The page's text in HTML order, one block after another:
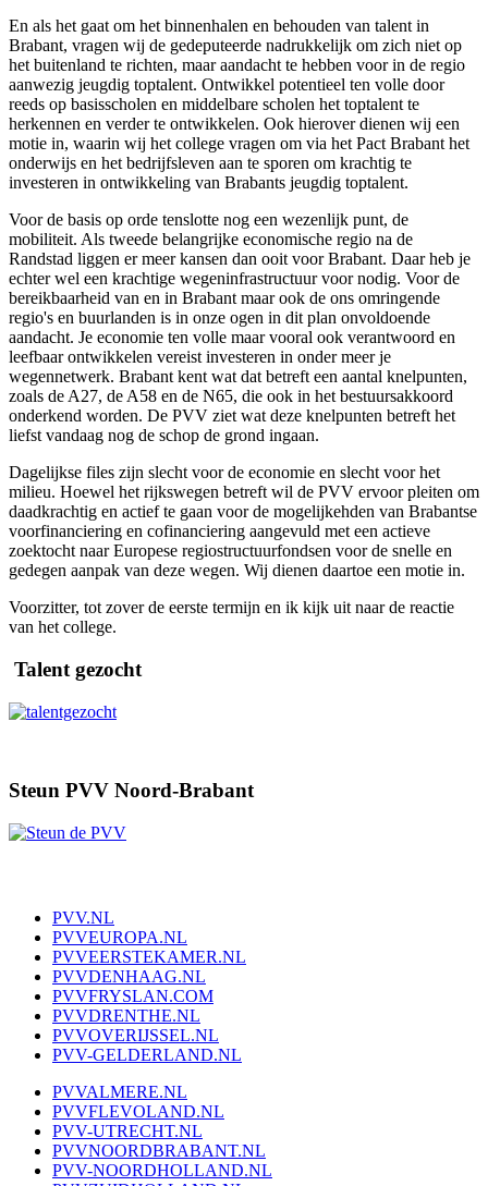
En als het gaat om het binnenhalen en behouden van talent in
Brabant, vragen wij de gedeputeerde nadrukkelijk om zich niet op
het buitenland te richten, maar aandacht te hebben voor in de regio
aanwezig jeugdig toptalent. Ontwikkel potentieel ten volle door
reeds op basisscholen en middelbare scholen het toptalent te
herkennen en verder te ontwikkelen. Ook hierover dienen wij een
motie in, waarin wij het college vragen om via het Pact Brabant het
onderwijs en het bedrijfsleven aan te sporen om krachtig te
investeren in ontwikkeling van Brabants jeugdig toptalent.
Voor de basis op orde tenslotte nog een wezenlijk punt, de
mobiliteit. Als tweede belangrijke economische regio na de
Randstad liggen er meer kansen dan ooit voor Brabant. Daar heb je
echter wel een krachtige wegeninfrastructuur voor nodig. Voor de
bereikbaarheid van en in Brabant maar ook de ons omringende
regio's en buurlanden is in onze ogen in dit plan onvoldoende
aandacht. Je economie ten volle maar vooral ook verantwoord en
leefbaar ontwikkelen vereist investeren in onder meer je
wegennetwerk. Brabant kent wat dat betreft een aantal knelpunten,
zoals de A27, de A58 en de N65, die ook in het bestuursakkoord
onderkend worden. De PVV ziet wat deze knelpunten betreft het
liefst vandaag nog de schop de grond ingaan.
Dagelijkse files zijn slecht voor de economie en slecht voor het
milieu. Hoewel het rijkswegen betreft wil de PVV ervoor pleiten om
daadkrachtig en actief te gaan voor de mogelijkehden van Brabantse
voorfinanciering en cofinanciering aangevuld met een actieve
zoektocht naar Europese regiostructuurfondsen voor de snelle en
gedegen aanpak van deze wegen. Wij dienen daartoe een motie in.
Voorzitter, tot zover de eerste termijn en ik kijk uit naar de reactie
van het college.
Talent gezocht
Steun PVV Noord-Brabant
PVV.NL
PVVEUROPA.NL
PVVEERSTEKAMER.NL
PVVDENHAAG.NL
PVVFRYSLAN.COM
PVVDRENTHE.NL
PVVOVERIJSSEL.NL
PVV-GELDERLAND.NL
PVVALMERE.NL
PVVFLEVOLAND.NL
PVV-UTRECHT.NL
PVVNOORDBRABANT.NL
PVV-NOORDHOLLAND.NL